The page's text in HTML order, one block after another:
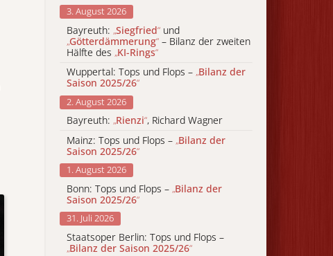
3. August 2026
Bayreuth: „Siegfried“ und
„Götterdämmerung“ – Bilanz der zweiten
Hälfte des „KI-Rings“
Wuppertal: Tops und Flops – „Bilanz der
Saison 2025/26“
2. August 2026
Bayreuth: „Rienzi“, Richard Wagner
Mainz: Tops und Flops – „Bilanz der
Saison 2025/26“
1. August 2026
Bonn: Tops und Flops – „Bilanz der
Saison 2025/26“
31. Juli 2026
Staatsoper Berlin: Tops und Flops –
„Bilanz der Saison 2025/26“